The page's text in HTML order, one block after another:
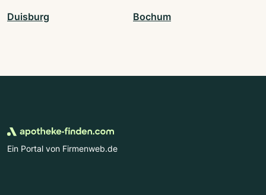
Duisburg Bochum
Ein Portal von Firmenweb.de